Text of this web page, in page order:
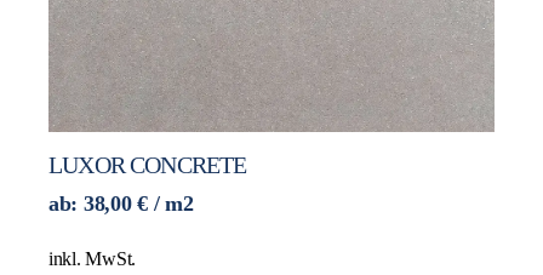
LUXOR CONCRETE
ab: 38,00€ / m2
inkl. MwSt.